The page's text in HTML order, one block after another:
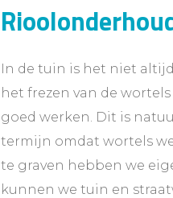
In de tuin is het niet
het frezen van de
goed werken. Dit is
termijn omdat wortels
te graven hebben we
kunnen we tuin en